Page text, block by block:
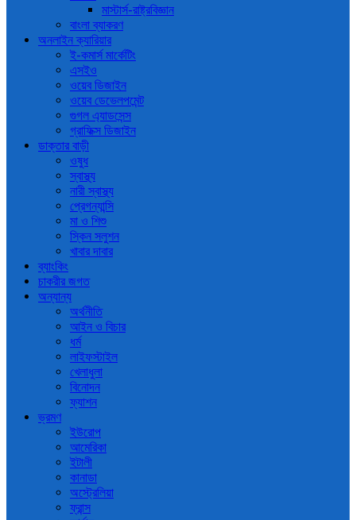
মাস্টার্স-রাষ্ট্রবিজ্ঞান
বাংলা ব্যাকরণ
অনলাইন ক্যারিয়ার
ই-কমার্স মার্কেটিং
এসইও
ওয়েব ডিজাইন
ওয়েব ডেভেলপমেন্ট
গুগল এ্যাডসেন্স
গ্রাফিক্স ডিজাইন
ডাক্তার বাড়ী
ওষুধ
স্বাস্থ্য
নারী স্বাস্থ্য
প্রেগন্যান্সি
মা ও শিশু
স্কিন সলুশন
খাবার দাবার
ব্যাংকিং
চাকরীর জগত
অন্যান্য
অর্থনীতি
আইন ও বিচার
ধর্ম
লাইফস্টাইল
খেলাধুলা
বিনোদন
ফ্যাশন
ভ্রমণ
ইউরোপ
আমেরিকা
ইটালী
কানাডা
অস্ট্রেলিয়া
ফ্রান্স